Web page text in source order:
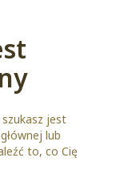
jest
lub
to, co Cię